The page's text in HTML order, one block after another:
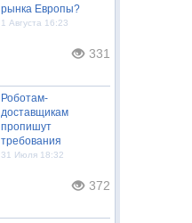
рынка Европы?
1 Августа 16:23
331
Роботам-
доставщикам
пропишут
требования
31 Июля 18:32
372